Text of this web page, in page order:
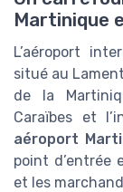
Martinique
L’aéroport
situé au
de la
Caraïbes et
aéroport
point d’entrée
et les